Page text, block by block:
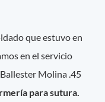
que estuvo en
en el servicio
Molina .45
para sutura.